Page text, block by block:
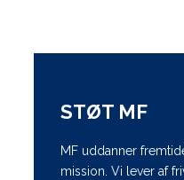
STØT MF
MF uddanner
mission. Vi lever af